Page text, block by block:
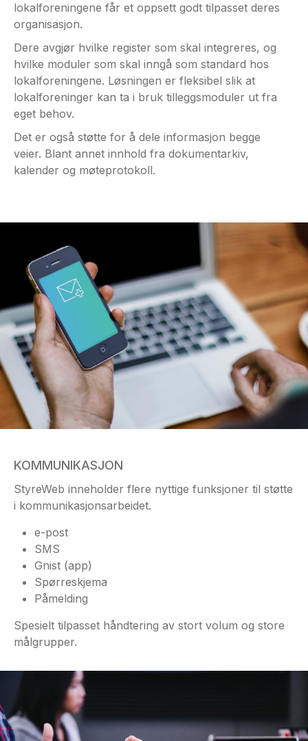
lokalforeningene får et oppsett godt tilpasset deres
organisasjon.
Dere avgjør hvilke register som skal integreres, og
hvilke moduler som skal inngå som standard hos
lokalforeningene. Løsningen er fleksibel slik at
lokalforeninger kan ta i bruk tilleggsmoduler ut fra
eget behov.
Det er også støtte for å dele informasjon begge
veier. Blant annet innhold fra dokumentarkiv,
kalender og møteprotokoll.
KOMMUNIKASJON
StyreWeb inneholder flere nyttige funksjoner til støtte
i kommunikasjonsarbeidet.
e-post
SMS
Gnist (app)
Spørreskjema
Påmelding
Spesielt tilpasset håndtering av stort volum og store
målgrupper.